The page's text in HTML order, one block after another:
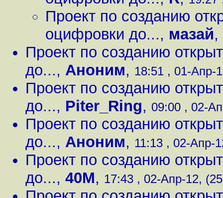
Проект по созданию
оцифровки до..., мазай,
Проект по созданию
до..., Аноним, 18:51 , 01-Апр-
Проект по созданию
до..., Piter_Ring, 09:00 , 02-
Проект по созданию
до..., Аноним, 11:13 , 02-Апр-
Проект по созданию
до..., 40M, 17:43 , 02-Апр-12,